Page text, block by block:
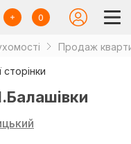
0
Продаж